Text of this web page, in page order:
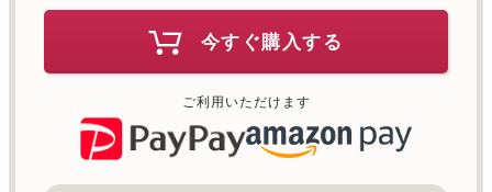
今すぐ購入する
ご利用いただけます